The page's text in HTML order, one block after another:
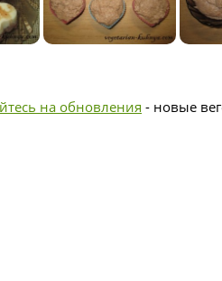
на обновления - новые